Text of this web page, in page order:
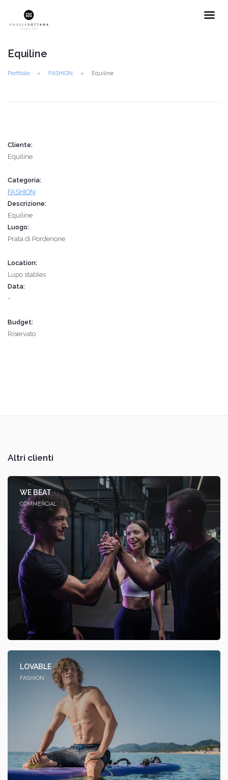
Equiline
Portfolio FASHION Equiline
Cliente:
Equiline
Categoria:
FASHION
Descrizione:
Equiline
Luogo:
Prata di Pordenone
Location:
Lupo stables
Data:
-
Budget:
Riservato
Altri clienti
WE BEAT
COMMERCIAL
LOVABLE
FASHION